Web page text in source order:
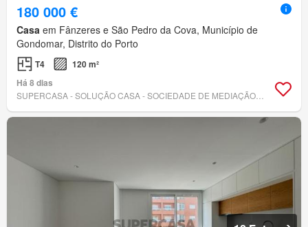
180 000 €
Casa em Fânzeres e São Pedro da Cova, Município de
Gondomar, Distrito do Porto
T4
120 m²
Há 8 dias